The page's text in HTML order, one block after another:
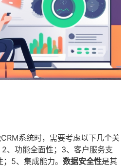
系统时，需要考虑以下几个关
、功能全面性；3、客户服务支
5、集成能力。 数据安全性是其